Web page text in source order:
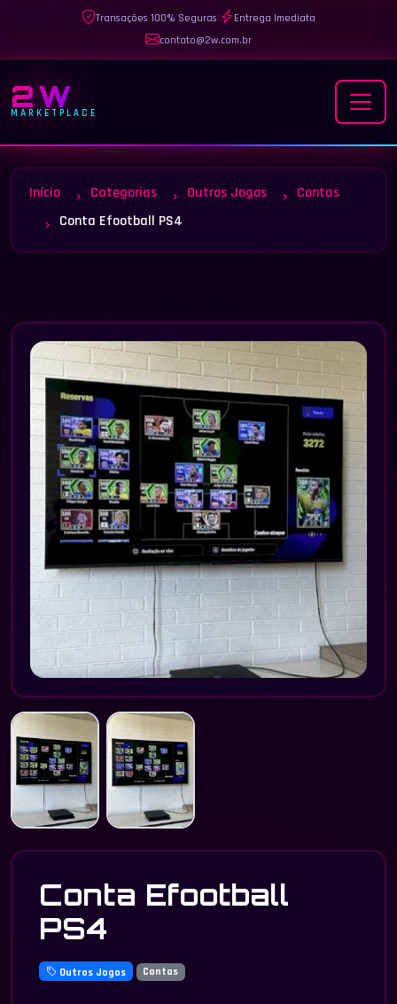
Transações 100% Seguras|
Entrega Imediata
contato@2w.com.br
2W
MARKETPLACE
Início Categorias Outros Jogos
Contas
Conta Efootball PS4
Conta Efootball
PS4
Outros Jogos Contas